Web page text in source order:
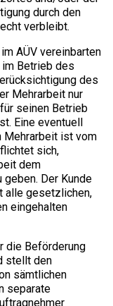
durch den
verbleibt.
AÜV vereinbarten
Betrieb des
des
Mehrarbeit nur
seinen Betrieb
Eine eventuell
Mehrarbeit ist vom
sich,
dem
Der Kunde
alle gesetzlichen,
eingehalten
die Beförderung
stellt den
sämtlichen
separate